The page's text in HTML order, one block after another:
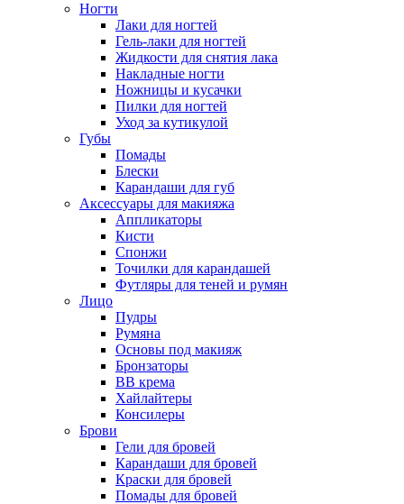
Ногти
Лаки для ногтей
Гель-лаки для ногтей
Жидкости для снятия лака
Накладные ногти
Ножницы и кусачки
Пилки для ногтей
Уход за кутикулой
Губы
Помады
Блески
Карандаши для губ
Аксессуары для макияжа
Аппликаторы
Кисти
Спонжи
Точилки для карандашей
Футляры для теней и румян
Лицо
Пудры
Румяна
Основы под макияж
Бронзаторы
BB крема
Хайлайтеры
Консилеры
Брови
Гели для бровей
Карандаши для бровей
Краски для бровей
Помады для бровей